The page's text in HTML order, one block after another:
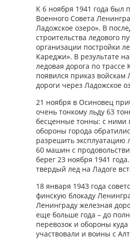
К 6 ноября 1941 года был
Военного Совета
Ладожское озеро». В
строительства ледового
организации постройки
Кареджи». В результате
ледовая дорога по
появился приказ войскам
дороги через Ладожское
21 ноября в Осиновец
очень тонкому льду 63
бесценные тонны: с ними
обороны города
разрешить эксплуатацию
60 машин с
берег 23 ноября 1941
твердый лед на Ладоге
18 января 1943 года
финскую блокаду
Ленинграду железная
еще больше года – до
перевозок и обороны
участвовали и воины с